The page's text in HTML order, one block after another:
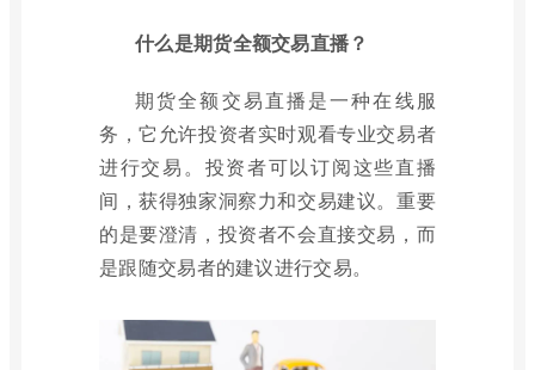
什么是期货全额交易直播？
期货全额交易直播是一种在线服
务，它允许投资者实时观看专业交易者
进行交易。投资者可以订阅这些直播
间，获得独家洞察力和交易建议。重要
的是要澄清，投资者不会直接交易，而
是跟随交易者的建议进行交易。